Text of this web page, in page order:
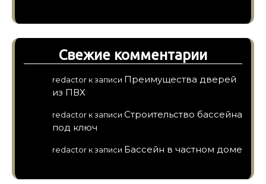
Свежие комментарии
redactor к записи Преимущества дверей
из ПВХ
redactor к записи Строительство бассейна
под ключ
redactor к записи Бассейн в частном доме